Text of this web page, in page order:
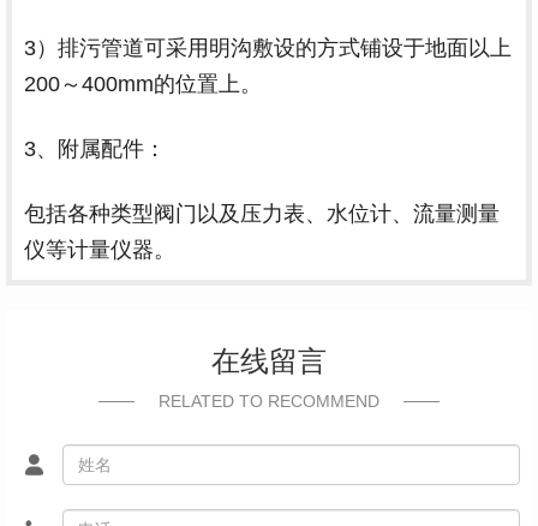
3）排污管道可采用明沟敷设的方式铺设于地面以上
200～400mm的位置上。
3、附属配件：
包括各种类型阀门以及压力表、水位计、流量测量
仪等计量仪器。
在线留言
RELATED TO RECOMMEND